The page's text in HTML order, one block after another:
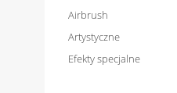
Airbrush
Artystyczne
Efekty specjalne